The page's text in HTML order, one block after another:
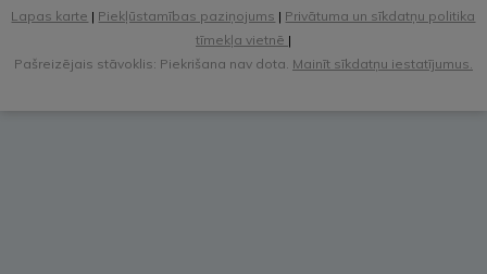
Lapas karte | Piekļūstamības paziņojums | Privātuma un sīkdatņu politika
tīmekļa vietnē |
Pašreizējais stāvoklis: Piekrišana nav dota. Mainīt sīkdatņu iestatījumus.